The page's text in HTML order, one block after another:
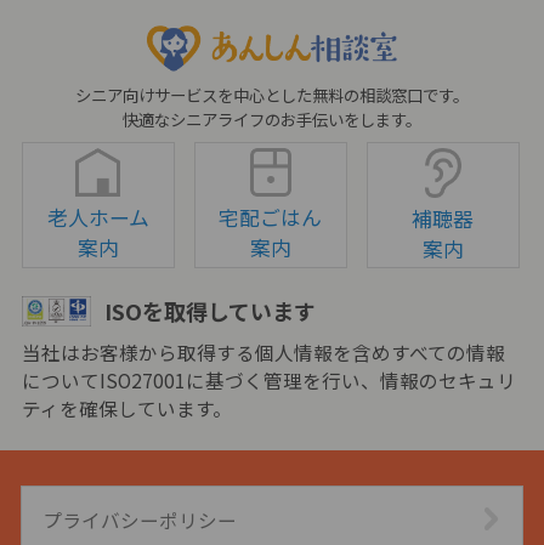
シニア向けサービスを中心とした無料の相談窓口です。
快適なシニアライフのお手伝いをします。
老人ホーム
案内
宅配ごはん
案内
補聴器
案内
ISOを取得しています
当社はお客様から取得する個人情報を含めすべての情報
についてISO27001に基づく管理を行い、情報のセキュリ
ティを確保しています。
プライバシーポリシー